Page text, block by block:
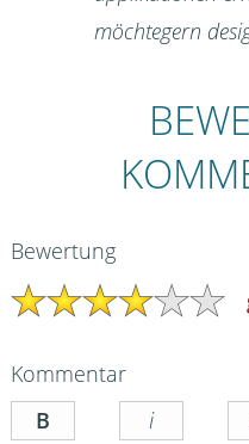
möchtegern
Bewertung
Kommentar